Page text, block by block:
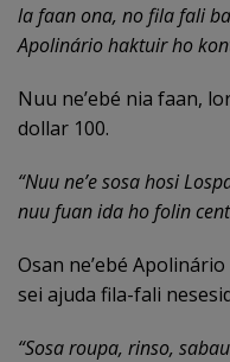
la faan ona, no fila fali
Apolinário haktuir ho
Nuu ne’ebé nia faan,
dollar 100.
“Nuu ne’e sosa hosi
nuu fuan ida ho folin
Osan ne’ebé
sei ajuda fila-fali
“Sosa roupa, rinso,